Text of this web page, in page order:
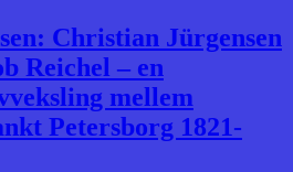
Christian Jürgensen
Reichel – en
mellem
Petersborg 1821-